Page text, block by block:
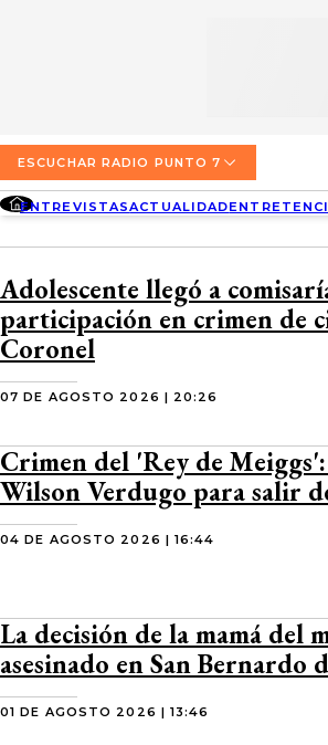
ACTUALIDAD
ENTRETENCIÓN
SOCIEDAD
CONCEPCIÓN
TEMUCO
VALDIVIA
OSORNO
PUERTO MONTT
QUIÉNES SOMOS
DIRECCIONES
CONTACTO COMERCIAL
TARIFAS POLÍTICAS PÁGINA 7
TARIFAS POLÍTICAS RADIO PUNTO 7
POLÍTICA DE PRIVACIDAD
ESCUCHAR RADIO PUNTO 7
ENTREVISTASACTUALIDAD
Adolescente llegó a
participación en crimen de
Coronel
07 DE AGOSTO 2026 | 20:26
Crimen del 'Rey de
Wilson Verdugo para salir
04 DE AGOSTO 2026 | 16:44
La decisión de la mamá del
asesinado en San Bernardo
01 DE AGOSTO 2026 | 13:46